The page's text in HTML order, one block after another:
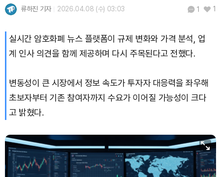
류하진 기자 2026.04.08 (수) 03:03 1 1
실시간 암호화폐 뉴스 플랫폼이 규제 변화와 가격 분석, 업
계 인사 의견을 함께 제공하며 다시 주목된다고 전했다.
변동성이 큰 시장에서 정보 속도가 투자자 대응력을 좌우해
초보자부터 기존 참여자까지 수요가 이어질 가능성이 크다
고 밝혔다.